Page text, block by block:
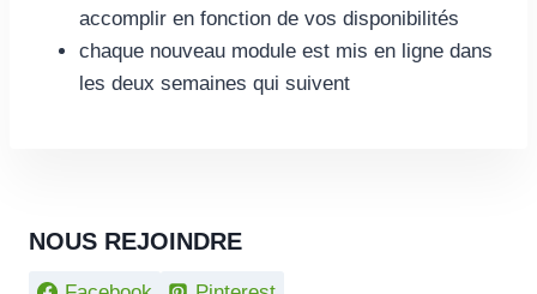
accomplir en fonction de vos disponibilités
chaque nouveau module est mis en ligne dans
les deux semaines qui suivent
NOUS REJOINDRE